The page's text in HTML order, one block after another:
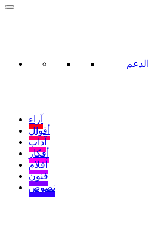
الدعم
آراء
أقوال
آداب
أفكار
أفلام
فنون
نصوص